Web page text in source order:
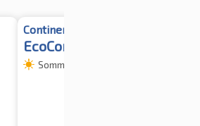
Continental
EcoContact 6 TL
Sommerreifen